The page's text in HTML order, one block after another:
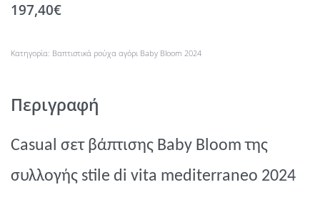
197,40€
Κατηγορία: Βαπτιστικά ρούχα αγόρι Βaby Βloom 2024
Περιγραφή
Casual σετ βάπτισης Baby B loom της
συλλογής stile di vita mediterraneo 2024